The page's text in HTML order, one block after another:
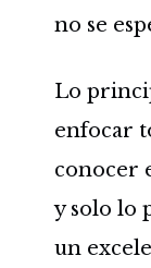
no se
Lo
enfocar
conocer
y solo lo
un